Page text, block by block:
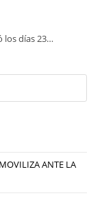
los días 23…
ANTE LA